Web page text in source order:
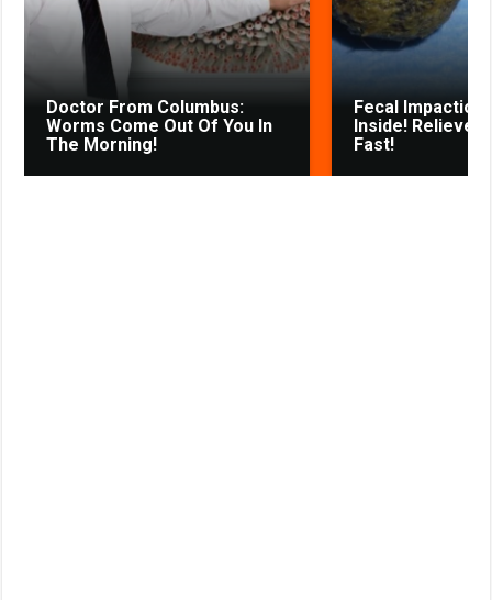
s
n
i
i
t
Doctor From Columbus:
Worms Come Out Of You In
The Morning!
Fecal Impaction
Inside! Relieves
Fast!